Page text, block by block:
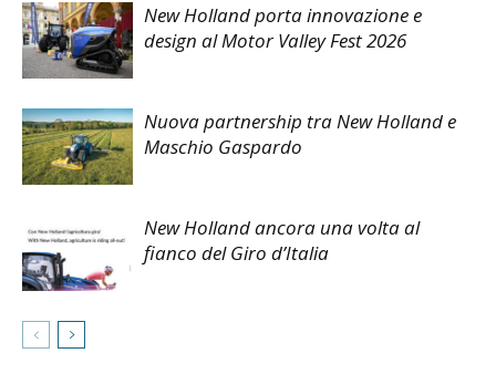
New Holland porta innovazione e
design al Motor Valley Fest 2026
Nuova partnership tra New Holland e
Maschio Gaspardo
New Holland ancora una volta al
fianco del Giro d’Italia